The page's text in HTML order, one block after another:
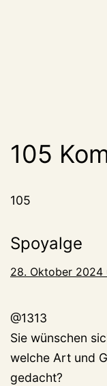
105
105
Spoyalge
28. Oktober 2024
@1313
Sie wünschen
welche Art und
gedacht?